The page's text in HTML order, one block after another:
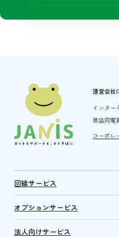
運営会社
インター
県協同電
コーポレ
回線サービス
オプションサービス
法人向けサービス